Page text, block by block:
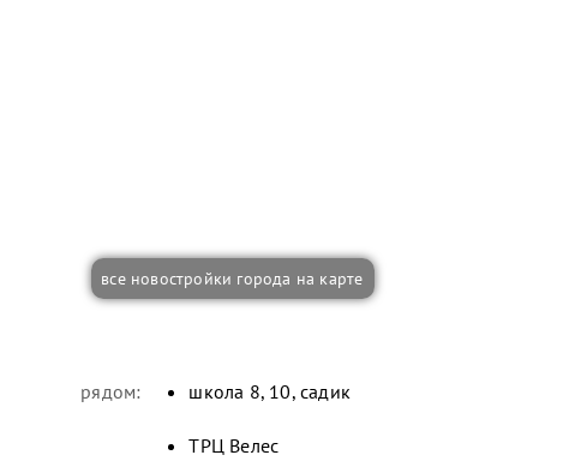
все новостройки города на карте
рядом: школа 8, 10, садик
ТРЦ Велес